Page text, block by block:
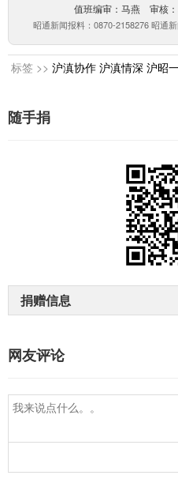
值班编审：马燕 审核
昭通新闻报料：0870-2158276 昭通
标签 >> 沪滇协作 沪滇情深 沪昭
随手捐
捐赠信息
网友评论